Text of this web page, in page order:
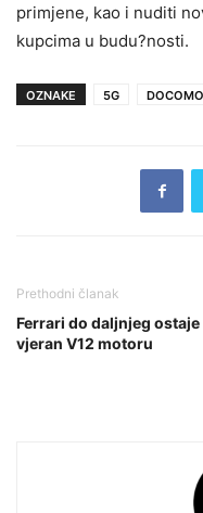
primjene, kao i nuditi
kupcima u budu?nosti.
OZNAKE 5G DOCOMO
Prethodni članak
Ferrari do daljnjeg ostaje
vjeran V12 motoru